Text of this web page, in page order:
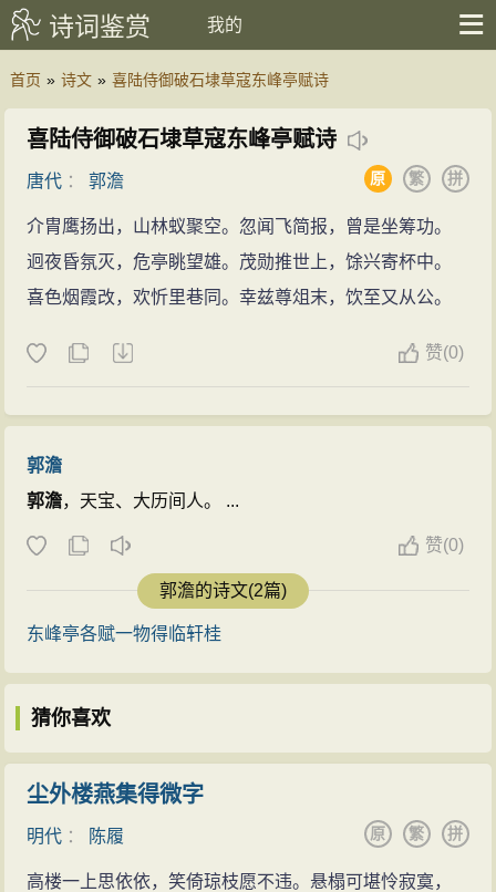
诗词鉴赏 我的
首页 » 诗文 » 喜陆侍御破石埭草寇东峰亭赋诗
喜陆侍御破石埭草寇东峰亭赋诗
唐代 ：郭澹 拼
繁
原
介胄鹰扬出，山林蚁聚空。忽闻飞简报，曾是坐筹功。
迥夜昏氛灭，危亭眺望雄。茂勋推世上，馀兴寄杯中。
喜色烟霞改，欢忻里巷同。幸兹尊俎末，饮至又从公。
赞(0)
郭澹
郭澹，天宝、大历间人。 ...
赞(0)
郭澹的诗文(2篇)
东峰亭各赋一物得临轩桂
猜你喜欢
尘外楼燕集得微字
明代 ： 陈履 拼
繁
原
高楼一上思依依，笑倚琼枝愿不违。悬榻可堪怜寂寞，